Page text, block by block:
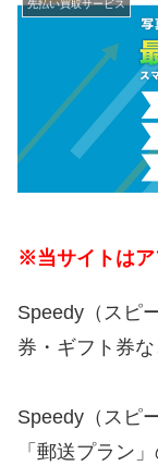
先払い買取サービス
※当サイトはア
Speedy（スピ
券・ギフト券
Speedy（スピ
「郵送プラン